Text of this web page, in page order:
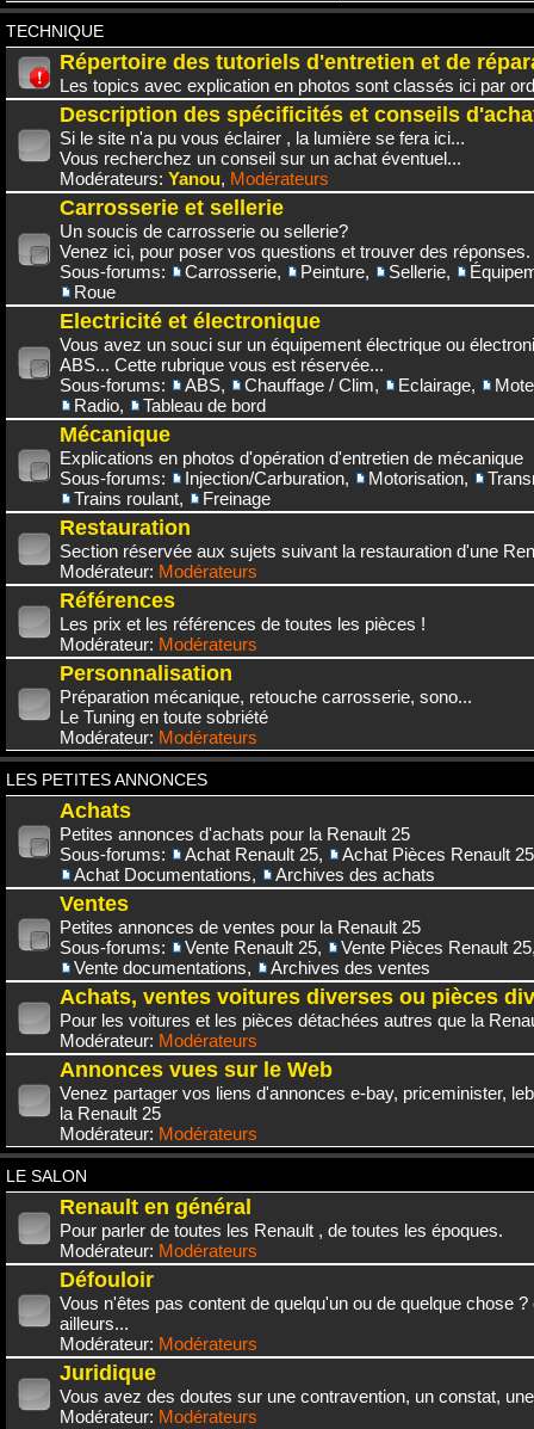
TECHNIQUE
Répertoire des tutoriels d'entretien et de
Les topics avec explication en photos sont classés ici par
Description des spécificités et conseils
Si le site n'a pu vous éclairer , la lumière se fera ici...
Vous recherchez un conseil sur un achat éventuel...
Modérateurs: Yanou, Modérateurs
Carrosserie et sellerie
Un soucis de carrosserie ou sellerie?
Venez ici, pour poser vos questions et trouver des réponses.
Sous-forums:
Carrosserie, Peinture, Sellerie,
Roue
Electricité et électronique
Vous avez un souci sur un équipement électrique ou
ABS... Cette rubrique vous est réservée...
Sous-forums:
ABS, Chauffage / Clim, Eclairage,
Radio, Tableau de bord
Mécanique
Explications en photos d'opération d'entretien de mécanique
Sous-forums:
Injection/Carburation, Motorisation,
Trains roulant, Freinage
Restauration
Section réservée aux sujets suivant la restauration d'une
Modérateur: Modérateurs
Références
Les prix et les références de toutes les pièces !
Modérateur: Modérateurs
Personnalisation
Préparation mécanique, retouche carrosserie, sono...
Le Tuning en toute sobriété
Modérateur: Modérateurs
LES PETITES ANNONCES
Achats
Petites annonces d'achats pour la Renault 25
Sous-forums:
Achat Renault 25,
Achat Pièces Renault 25
Achat Documentations, Archives des achats
Ventes
Petites annonces de ventes pour la Renault 25
Sous-forums:
Vente Renault 25, Vente Pièces Renault 25
Vente documentations, Archives des ventes
Achats, ventes voitures diverses ou pièces
Pour les voitures et les pièces détachées autres que la
Modérateur: Modérateurs
Annonces vues sur le Web
Venez partager vos liens d'annonces e-bay, priceminister,
la Renault 25
Modérateur: Modérateurs
LE SALON
Renault en général
Pour parler de toutes les Renault , de toutes les époques.
Modérateur: Modérateurs
Défouloir
Vous n'êtes pas content de quelqu'un ou de quelque chose
ailleurs...
Modérateur: Modérateurs
Juridique
Vous avez des doutes sur une contravention, un constat,
Modérateur: Modérateurs